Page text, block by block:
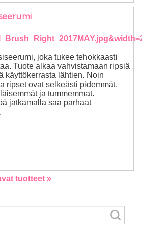
joka tukee tehokkaasti
Tuote alkaa vahvistamaan ripsiä
käyttökerrasta lähtien. Noin
ripset ovat selkeästi pidemmät,
ja tummemmat.
jatkamalla saa parhaat
tuotteet »